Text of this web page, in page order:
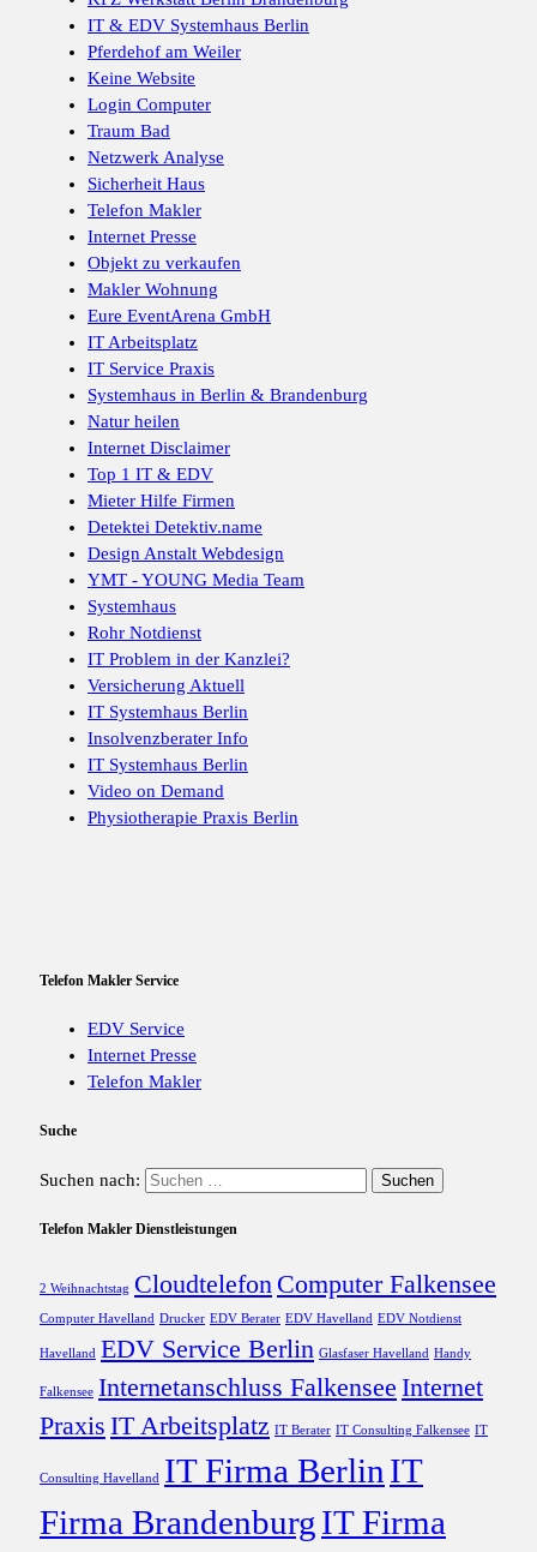
IT & EDV Systemhaus Berlin
Pferdehof am Weiler
Keine Website
Login Computer
Traum Bad
Netzwerk Analyse
Sicherheit Haus
Telefon Makler
Internet Presse
Objekt zu verkaufen
Makler Wohnung
Eure EventArena GmbH
IT Arbeitsplatz
IT Service Praxis
Systemhaus in Berlin & Brandenburg
Natur heilen
Internet Disclaimer
Top 1 IT & EDV
Mieter Hilfe Firmen
Detektei Detektiv.name
Design Anstalt Webdesign
YMT - YOUNG Media Team
Systemhaus
Rohr Notdienst
IT Problem in der Kanzlei?
Versicherung Aktuell
IT Systemhaus Berlin
Insolvenzberater Info
IT Systemhaus Berlin
Video on Demand
Physiotherapie Praxis Berlin
Telefon Makler Service
EDV Service
Internet Presse
Telefon Makler
Suche
Suchen nach:
Telefon Makler Dienstleistungen
2 Weihnachtstag Cloudtelefon Computer Falkensee
Computer Havelland Drucker EDV Berater EDV Havelland EDV Notdienst
Havelland EDV Service Berlin Glasfaser Havelland Handy
Falkensee Internetanschluss Falkensee Internet
Praxis IT Arbeitsplatz IT Berater IT Consulting Falkensee IT
Consulting Havelland IT Firma Berlin IT
Firma BrandenburgIT Firma